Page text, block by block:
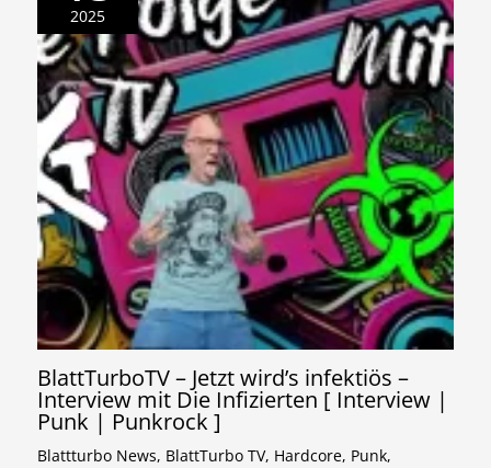
2025
BlattTurboTV – Jetzt wird’s infektiös –
Interview mit Die Infizierten [ Interview |
Punk | Punkrock ]
Blattturbo News, BlattTurbo TV, Hardcore, Punk,